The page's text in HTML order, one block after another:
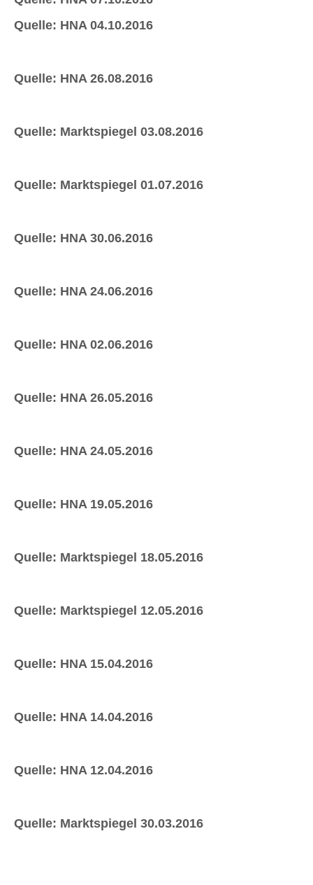
Quelle: HNA 04.10.2016
Quelle: HNA 26.08.2016
Quelle: Marktspiegel 03.08.2016
Quelle: Marktspiegel 01.07.2016
Quelle: HNA 30.06.2016
Quelle: HNA 24.06.2016
Quelle: HNA 02.06.2016
Quelle: HNA 26.05.2016
Quelle: HNA 24.05.2016
Quelle: HNA 19.05.2016
Quelle: Marktspiegel 18.05.2016
Quelle: Marktspiegel 12.05.2016
Quelle: HNA 15.04.2016
Quelle: HNA 14.04.2016
Quelle: HNA 12.04.2016
Quelle: Marktspiegel 30.03.2016